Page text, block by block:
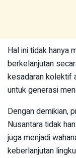
Hal ini tidak hanya
berkelanjutan
kesadaran kolektif
untuk generasi
Dengan demikian,
Nusantara tidak
juga menjadi
keberlanjutan